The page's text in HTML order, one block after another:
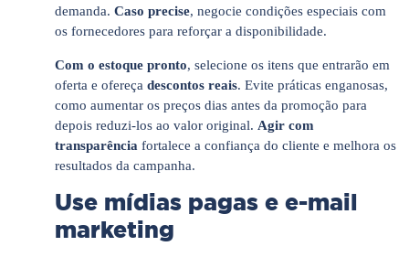
demanda. Caso precise, negocie condições especiais com
os fornecedores para reforçar a disponibilidade.
Com o estoque pronto, selecione os itens que entrarão em
oferta e ofereça descontos reais. Evite práticas enganosas,
como aumentar os preços dias antes da promoção para
depois reduzi-los ao valor original. Agir com
transparência fortalece a confiança do cliente e melhora os
resultados da campanha.
Use mídias pagas e e-mail
marketing